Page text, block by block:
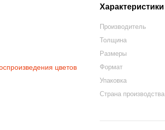
цветов
Характеристики
Производитель
Толщина
Размеры
Формат
Упаковка
Страна производства